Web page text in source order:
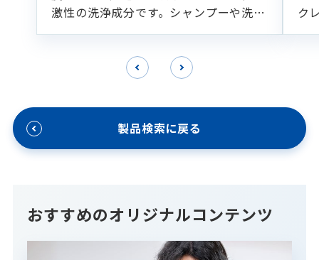
激性の洗浄成分です。シャンプーや洗顔
フォームなどの各種洗浄製剤に適してい
ク
製品検索に戻る
おすすめのオリジナルコンテンツ